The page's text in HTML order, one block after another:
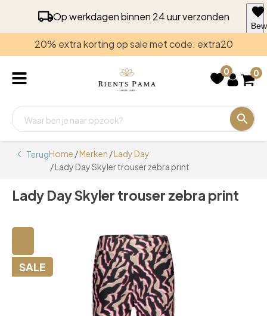
Op werkdagen binnen 24 uur verzonden
20% extra korting op sale met code: extra20
0 0
TerugHome /Merken /Lady Day
/ Lady Day Skyler trouser zebra print
Lady Day Skyler trouser zebra print
SALE
voor